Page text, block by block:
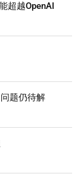
超越OpenAI
题仍待解